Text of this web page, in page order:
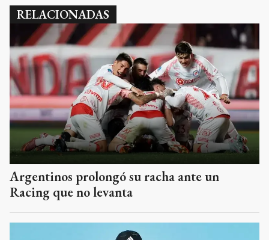
RELACIONADAS
Argentinos prolongó su racha ante un
Racing que no levanta